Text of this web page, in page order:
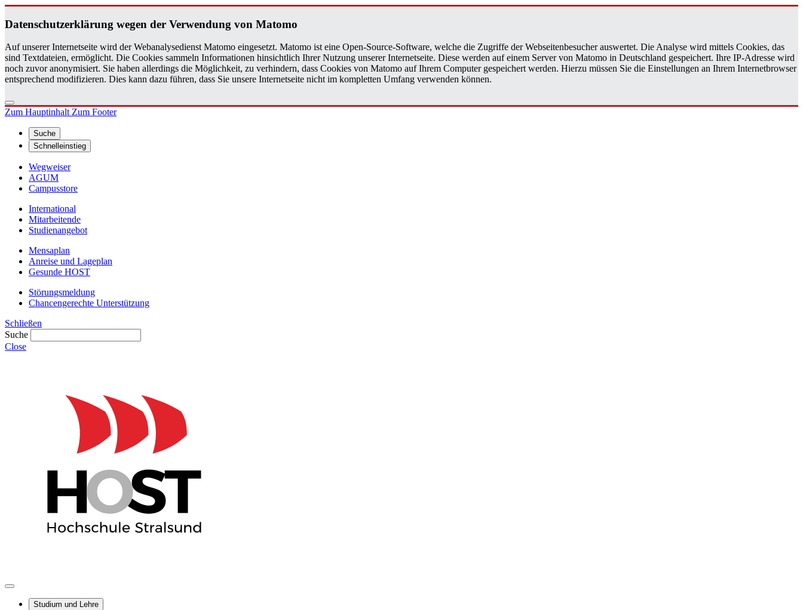
Da­ten­schutz­er­klä­rung wegen der Ver­wen­dung von Ma­to­mo
Auf unserer Internetseite wird der Webanalysedienst Matomo eingesetzt. Matomo ist eine Open-Source-Software, welche die Zugriffe der Webseitenbesucher auswertet. Die Analyse wird mittels Cookies, das
sind Textdateien, ermöglicht. Die Cookies sammeln Informationen hinsichtlich Ihrer Nutzung unserer Internetseite. Diese werden auf einem Server von Matomo in Deutschland gespeichert. Ihre IP-Adresse wird
noch zuvor anonymisiert. Sie haben allerdings die Möglichkeit, zu verhindern, dass Cookies von Matomo auf Ihrem Computer gespeichert werden. Hierzu müssen Sie die Einstellungen an Ihrem Internetbrowser
entsprechend modifizieren. Dies kann dazu führen, dass Sie unsere Internetseite nicht im kompletten Umfang verwenden können.
Zum HauptinhaltZum Footer
Suche
Schnelleinstieg
Wegweiser
AGUM
Campusstore
International
Mitarbeitende
Studienangebot
Mensaplan
Anreise und Lageplan
Gesunde HOST
Störungsmeldung
Chancengerechte Unterstützung
Schließen
Suche
Close
Studium und Lehre